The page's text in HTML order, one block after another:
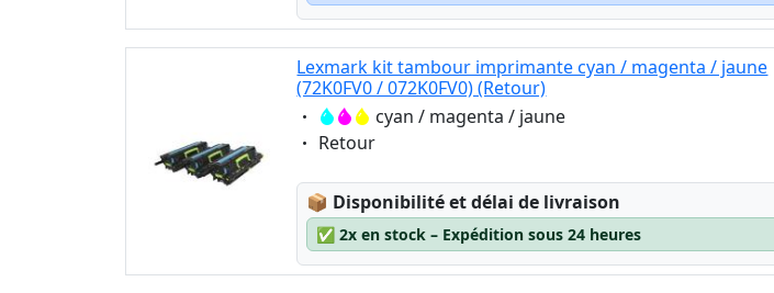
Lexmark kit tambour imprimante cyan / magenta / jaune
(72K0FV0 / 072K0FV0) (Retour)
Eigenschaft:cyan / magenta / jaune
Eigenschaft:
Retour
📦 Lagerstatus:
Disponibilité et délai de livraison
✅ 2x en stock – Expédition sous 24 heures